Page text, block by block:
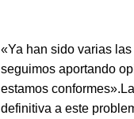
«Ya han sido varias
seguimos aportando
estamos
definitiva a este